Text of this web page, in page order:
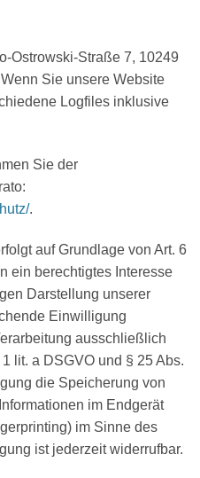
Ostrowski-Straße 7, 10249
Sie unsere Website
Logfiles inklusive
Sie der
.
auf Grundlage von Art. 6
ein berechtigtes Interesse
Darstellung unserer
Einwilligung
ausschließlich
lit. a DSGVO und § 25 Abs.
die Speicherung von
im Endgerät
im Sinne des
ist jederzeit widerrufbar.